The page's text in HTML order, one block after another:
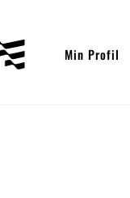
Min Profil